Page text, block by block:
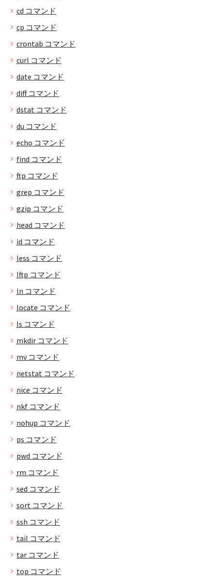
cd コマンド
cp コマンド
crontab コマンド
curl コマンド
date コマンド
diff コマンド
dstat コマンド
du コマンド
echo コマンド
find コマンド
ftp コマンド
grep コマンド
gzip コマンド
head コマンド
id コマンド
less コマンド
lftp コマンド
ln コマンド
locate コマンド
ls コマンド
mkdir コマンド
mv コマンド
netstat コマンド
nice コマンド
nkf コマンド
nohup コマンド
ps コマンド
pwd コマンド
rm コマンド
sed コマンド
sort コマンド
ssh コマンド
tail コマンド
tar コマンド
top コマンド